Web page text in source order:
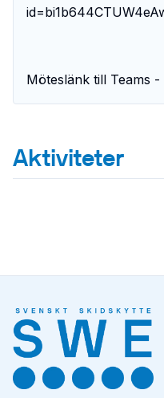
Möteslänk till Teams
Aktiviteter